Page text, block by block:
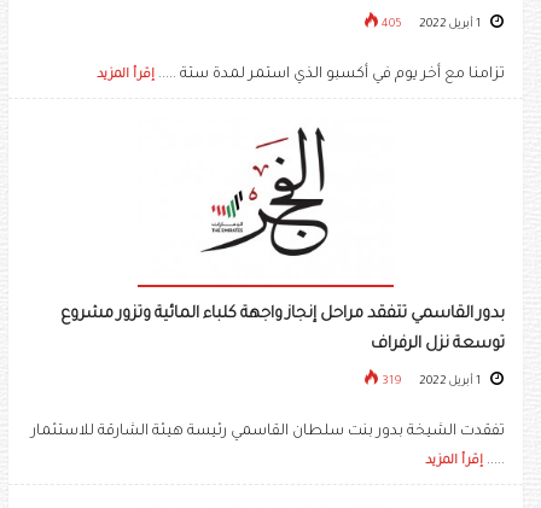
405
تزامنا مع أخر يوم في أكسبو الذي استمر لمدة ستة ..... إقرأ المزيد
بدور القاسمي تتفقد مراحل إنجاز واجهة كلباء المائية وتزور مشروع
توسعة نزل الرفراف
319
تفقدت الشيخة بدور بنت سلطان القاسمي رئيسة هيئة الشارقة للاستثمار
..... إقرأ المزيد